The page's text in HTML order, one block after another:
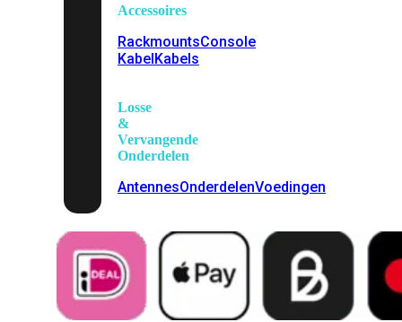
Accessoires
RackmountsConsole
KabelKabels
Losse
&
Vervangende
Onderdelen
AntennesOnderdelenVoedingen